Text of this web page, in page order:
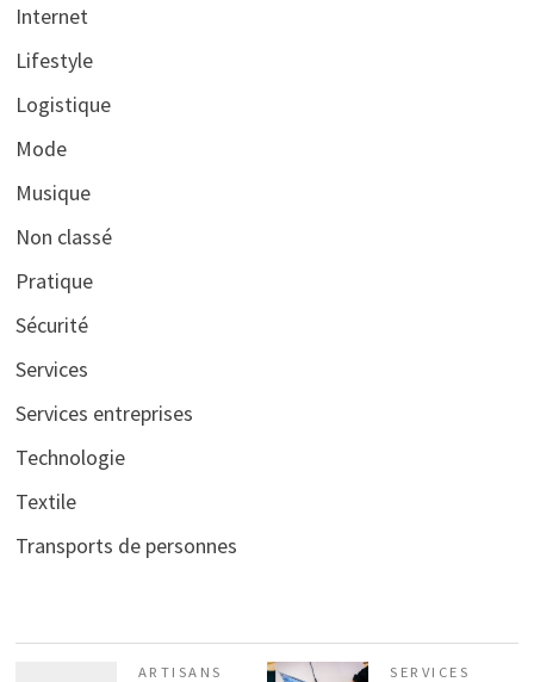
Internet
Lifestyle
Logistique
Mode
Musique
Non classé
Pratique
Sécurité
Services
Services entreprises
Technologie
Textile
Transports de personnes
ARTISANS
SERVICES